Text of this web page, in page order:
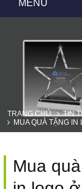
TRANG CHỦ
TIN
MUA QUÀ TẶNG
Mua